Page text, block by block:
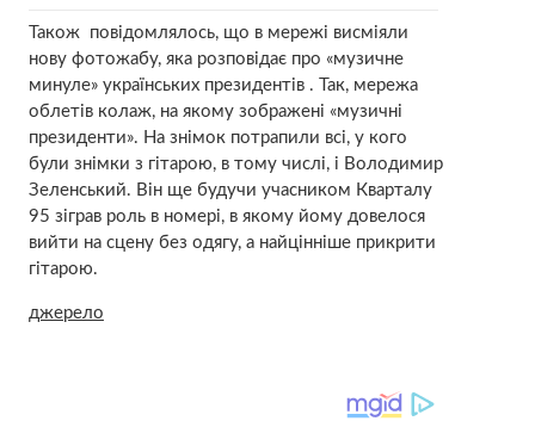
Також повідомлялось, що в мережі висміяли
нову фотожабу, яка розповідає про «музичне
минуле» українських президентів . Так, мережа
облетів колаж, на якому зображені «музичні
президенти». На знімок потрапили всі, у кого
були знімки з гітарою, в тому числі, і Володимир
Зеленський. Він ще будучи учасником Кварталу
95 зіграв роль в номері, в якому йому довелося
вийти на сцену без одягу, а найцінніше прикрити
гітарою.
джерело